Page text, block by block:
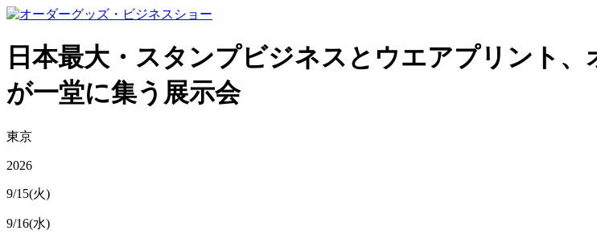
日本最大・スタンプビジネスとウエアプリント
が一堂に集う展示会
東京
2026
9/15(火)
9/16(水)